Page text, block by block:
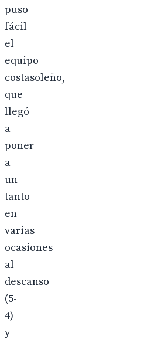
puso
fácil
el
equipo
costasoleño,
que
llegó
a
poner
a
un
tanto
en
varias
ocasiones
al
descanso
(5-
4)
y